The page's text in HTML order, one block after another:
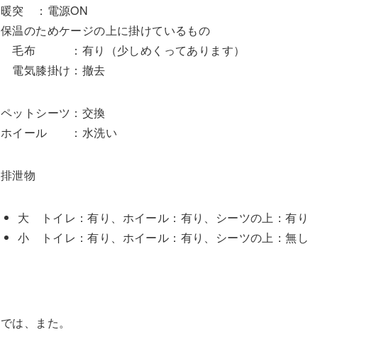
暖突 ：電源ON
保温のためケージの上に掛けているもの
毛布 ：有り（少しめくってあります）
電気膝掛け：撤去
ペットシーツ：交換
ホイール ：水洗い
排泄物
大 トイレ：有り、ホイール：有り、シーツの上：有り
小 トイレ：有り、ホイール：有り、シーツの上：無し
では、また。